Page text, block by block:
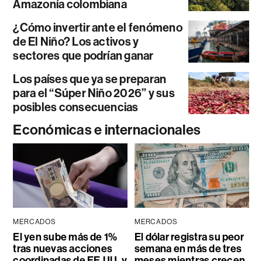
Amazonía colombiana
¿Cómo invertir ante el fenómeno
de El Niño? Los activos y
sectores que podrían ganar
Los países que ya se preparan
para el “Súper Niño 2026” y sus
posibles consecuencias
Económicas e internacionales
MERCADOS
El yen sube más de 1%
tras nuevas acciones
MERCADOS
El dólar registra su peor
semana en más de tres